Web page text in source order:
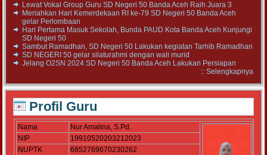
Lewat Vokal Group Guru SD Negeri 50 Banda Aceh Raih Juara 3
Meriahkan Hari Kemerdekaan RI ke-79 SD Negeri 50 Banda Aceh
gelar Perlombaan
Hari Pertama Masuk Sekolah, Bunda PAUD Kota Banda Aceh Kunjungi
SD Negeri 50
Sambut Ramadhan, SD Negeri 50 Lakukan kegiatan Tarhib Ramadhan
SD NEGERI 50 gelar silaturahmi dengan wali murid
Jelang O2SN 2024 SD Negeri 50 Banda Aceh Lakukan Persiapan
:: Selengkapnya
Profil Guru
Nama
Nur Amalina, S.Pd.
NIP
19910520203212023
NUPTK
6852769670230262